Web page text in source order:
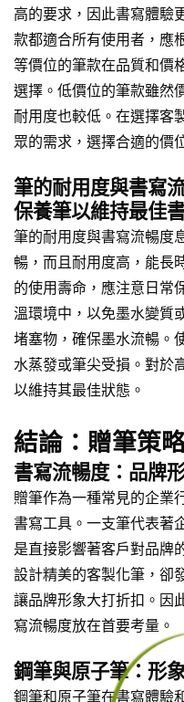
高的要求，因此書寫體驗
款都適合所有使用者，應
等價位的筆款在品質和價
選擇。低價位的筆款雖然
耐用度也較低。在選擇客
眾的需求，選擇合適的價
筆的耐用度與書寫
保養筆以維持最佳
筆的耐用度與書寫流暢度
暢，而且耐用度高，能長
的使用壽命，應注意日常
溫環境中，以免墨水變質
堵塞物，確保墨水流暢。
水蒸發或筆尖受損。對於
以維持其最佳狀態。
結論：贈筆策
書寫流暢度：品牌
贈筆作為一種常見的企業
書寫工具。一支筆代表著
是直接影響著客戶對品牌
設計精美的客製化筆，卻
讓品牌形象大打折扣。因
寫流暢度放在首要考量。
鋼筆與原子筆：形
鋼筆和原子筆在書寫體驗